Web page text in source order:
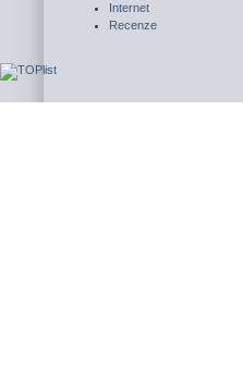
Internet
Recenze